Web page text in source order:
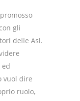
gli
delle Asl.
vuol dire
ruolo,